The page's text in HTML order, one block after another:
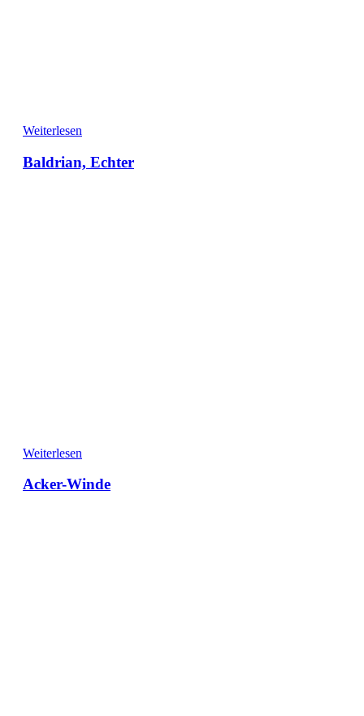
Weiterlesen
Baldrian, Echter
Weiterlesen
Acker-Winde